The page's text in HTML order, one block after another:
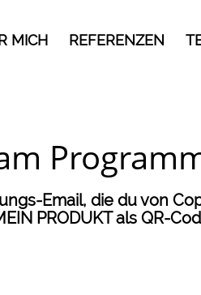
MICH REFERENZEN
Email, die du von
PRODUKT als QR-